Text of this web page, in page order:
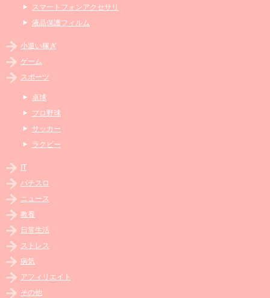
スマートフォンアクセサリ
液晶保護フィルム
小遣い稼ぎ
ゲーム
スポーツ
卓球
プロ野球
サッカー
ラクビー
IT
パチスロ
ニュース
教養
日常生活
ストレス
病気
アフィリエイト
その他